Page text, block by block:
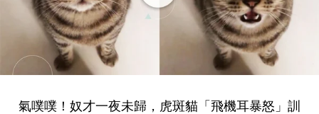
氣噗噗！奴才一夜未歸，虎斑貓「飛機耳暴怒」訓